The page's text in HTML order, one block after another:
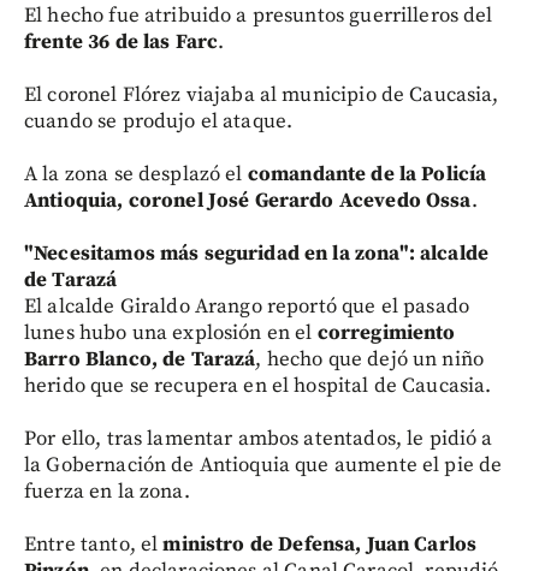
El hecho fue atribuido a presuntos guerrilleros del
frente 36 de las Farc.
El coronel Flórez viajaba al municipio de Caucasia,
cuando se produjo el ataque.
A la zona se desplazó el comandante de la Policía
Antioquia, coronel José Gerardo Acevedo Ossa.
"Necesitamos más seguridad en la zona": alcalde
de Tarazá
El alcalde Giraldo Arango reportó que el pasado
lunes hubo una explosión en el corregimiento
Barro Blanco, de Tarazá, hecho que dejó un niño
herido que se recupera en el hospital de Caucasia.
Por ello, tras lamentar ambos atentados, le pidió a
la Gobernación de Antioquia que aumente el pie de
fuerza en la zona.
Entre tanto, elministro de Defensa, Juan Carlos